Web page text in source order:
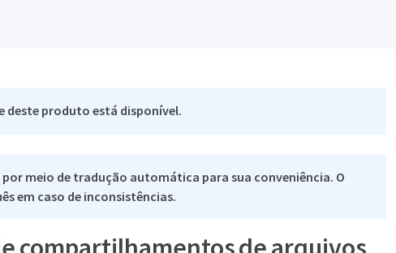
deste produto está disponível.
meio de tradução automática para sua conveniência. O
em caso de inconsistências.